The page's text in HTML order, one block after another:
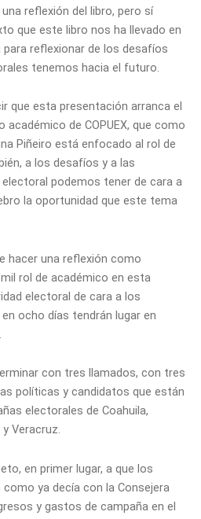
reflexión del libro, pero sí
que este libro nos ha llevado en
reflexionar de los desafíos
tenemos hacia el futuro.
que esta presentación arranca el
académico de COPUEX, que como
Piñeiro está enfocado al rol de
a los desafíos y a las
podemos tener de cara a
la oportunidad que este tema
hacer una reflexión como
rol de académico en esta
electoral de cara a los
ocho días tendrán lugar en
con tres llamados, con tres
políticas y candidatos que están
electorales de Coahuila,
Veracruz.
en primer lugar, a que los
ya decía con la Consejera
y gastos de campaña en el